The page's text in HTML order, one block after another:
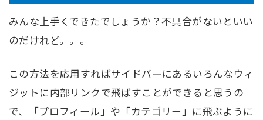
みんな上手くできたでしょうか？不具合がないといい
のだけれど。。。
この方法を応用すればサイドバーにあるいろんなウィ
ジットに内部リンクで飛ばすことができると思うの
で、「プロフィール」や「カテゴリー」に飛ぶように